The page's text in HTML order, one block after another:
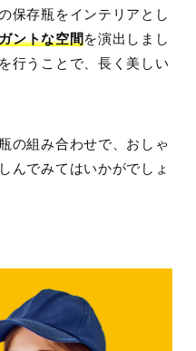
保存瓶をインテリアとし
ントな空間を演出しまし
行うことで、長く美しい
の組み合わせで、おしゃ
んでみてはいかがでしょ